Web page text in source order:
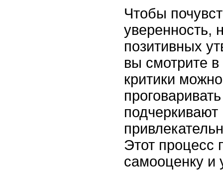
Чтобы
уверенность,
позитивных
вы смотрите
критики
Этот процесс
самооценку и